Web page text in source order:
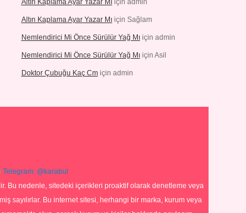
Altın Kaplama Ayar Yazar Mıiçin admin
Altın Kaplama Ayar Yazar Mıiçin Sağlam
Nemlendirici Mi Önce Sürülür Yağ Mıiçin admin
Nemlendirici Mi Önce Sürülür Yağ Mıiçin Asil
Doktor Çubuğu Kaç Cmiçin admin
Telegram: @karabul
Bu nedenle, sitedeki içerikleri proaktif olarak denetleme veya
sayılırlar. Bu internet sitesi, herhangi bir marka, kurum veya